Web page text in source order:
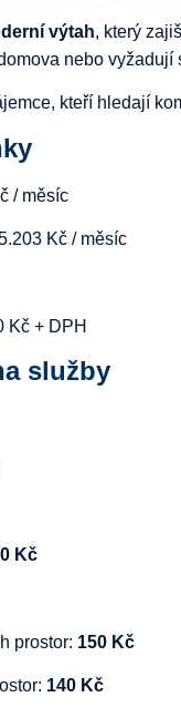
výtah, který
nebo vyžadují
kteří hledají
/ měsíc
Kč / měsíc
Kč + DPH
služby
Kč
prostor: 150 Kč
140 Kč